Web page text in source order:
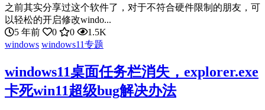
之前其实分享过这个软件了，对于不符合硬件限制的朋友，可
以轻松的开启修改windo...
5 年前
0 0
1.5K
windows windows11专题
windows11桌面任务栏消失，explorer.exe
卡死win11超级bug解决办法